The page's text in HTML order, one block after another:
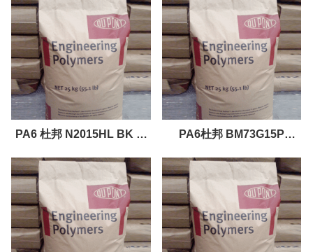
料
PA6 杜邦 N2015HL BK 注
塑级
PA6杜邦 BM73G15P
BK317吹塑成型热稳定剂
PA6